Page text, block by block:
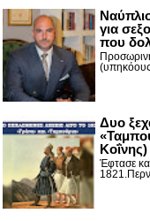
για
που
Δυο
Κοΐνης)
Έφτασε